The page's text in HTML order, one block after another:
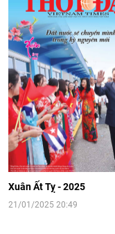
08:02 | 13/06/2026
14:41|12/06/2026
16:58|10/06/2026
Xuân Ất Tỵ - 2025
21/01/2025 20:49